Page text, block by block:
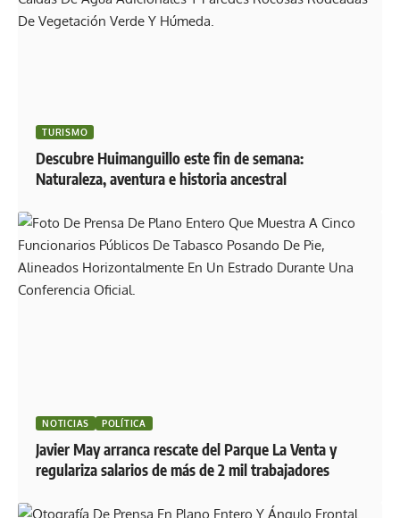
TURISMO
Descubre Huimanguillo este fin de semana:
Naturaleza, aventura e historia ancestral
NOTICIAS POLÍTICA
Javier May arranca rescate del Parque La Venta y
regulariza salarios de más de 2 mil trabajadores